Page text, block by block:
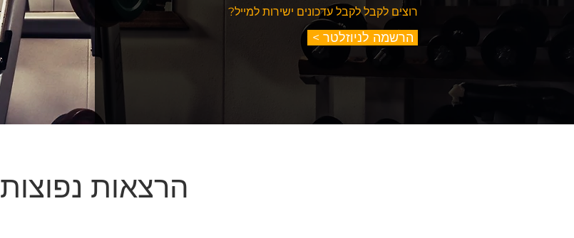
< הרשמה לניוזלטר
רוצים לקבל לקבל עדכונים ישירות למייל?
הרצאות נפוצות